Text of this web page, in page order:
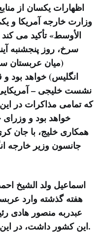
اظهارات یکسان از
وزارت خارجه آمریکا و
الأوسط» تأکید می
سرخ، روز پنجشنبه
(میان عربستان
انگلیس) خواهد بود
نشست خلیجی –
که تمامی مذاکرات در
خواهد بود و
همکاری خلیج، با جان
جانسون وزیر خارجه
اسماعیل ولد الشیخ
هفته گذشته وارد
عبدربه منصور هادی
این کشور داشت، در این نشست ها شرکت خواهد کرد.